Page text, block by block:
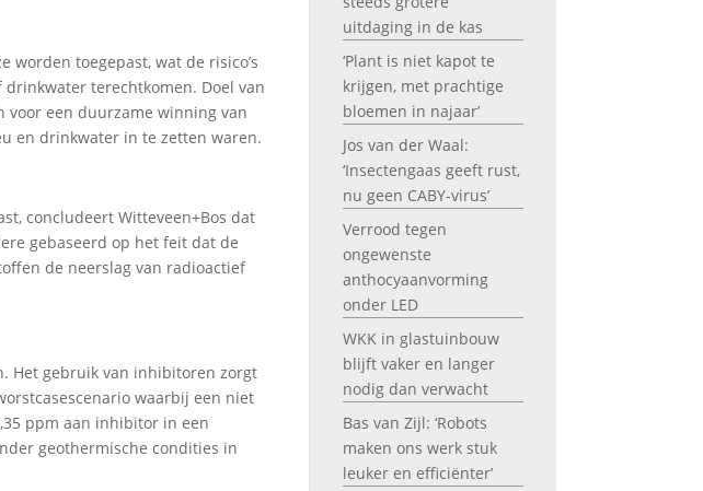
toegepast, wat de risico’s
terechtkomen. Doel van
voor een duurzame winning van
en drinkwater in te zetten waren.
concludeert Witteveen+Bos dat
gebaseerd op het feit dat de
de neerslag van radioactief
Het gebruik van inhibitoren zorgt
waarbij een niet
ppm aan inhibitor in een
geothermische condities in
uitdaging in de kas
‘Plant is niet kapot te
krijgen, met prachtige
bloemen in najaar’
Jos van der Waal:
‘Insectengaas geeft rust,
nu geen CABY-virus’
Verrood tegen
ongewenste
anthocyaanvorming
onder LED
WKK in glastuinbouw
blijft vaker en langer
nodig dan verwacht
Bas van Zijl: ‘Robots
maken ons werk stuk
leuker en efficiënter’